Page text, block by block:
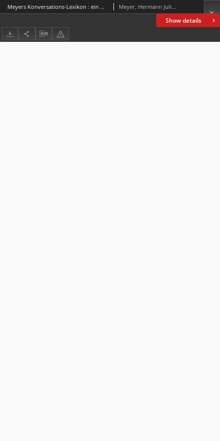
Show details
Meyers Konversations-Lexikon : ein Nachschlagewerk des allgemeinen Wissens Meyer, Hermann Julius (1826-1909)